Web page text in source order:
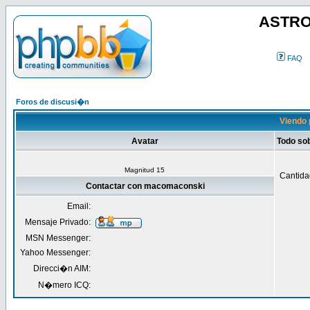
FAQ
Foros de discusi�n
Viendo
Avatar Todo
Magnitud 15
Contactar con macomaconski
Email:
Mensaje Privado:
MSN Messenger:
Yahoo Messenger:
Direcci�n AIM:
N�mero ICQ: